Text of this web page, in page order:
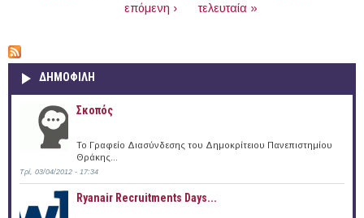
επόμενη ›
τελευταία »
ΔΗΜΟΦΙΛΗ
Σκοπός
Το Γραφείο Διασύνδεσης του Δημοκρίτειου Πανεπιστημίου
Θράκης...
Τρί, 03/04/2012 - 17:34
Ryanair Recruitments Days...